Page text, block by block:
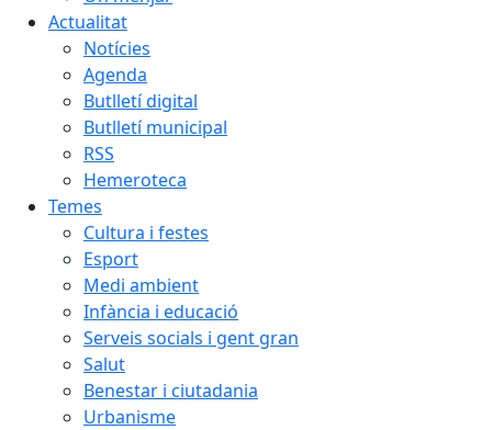
Actualitat
Notícies
Agenda
Butlletí digital
Butlletí municipal
RSS
Hemeroteca
Temes
Cultura i festes
Esport
Medi ambient
Infància i educació
Serveis socials i gent gran
Salut
Benestar i ciutadania
Urbanisme